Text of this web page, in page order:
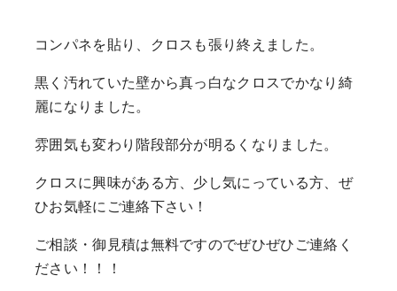
コンパネを貼り、クロスも張り終えました。
黒く汚れていた壁から真っ白なクロスでかなり綺
麗になりました。
雰囲気も変わり階段部分が明るくなりました。
クロスに興味がある方、少し気にっている方、ぜ
ひお気軽にご連絡下さい！
ご相談・御見積は無料ですのでぜひぜひご連絡く
ださい！！！